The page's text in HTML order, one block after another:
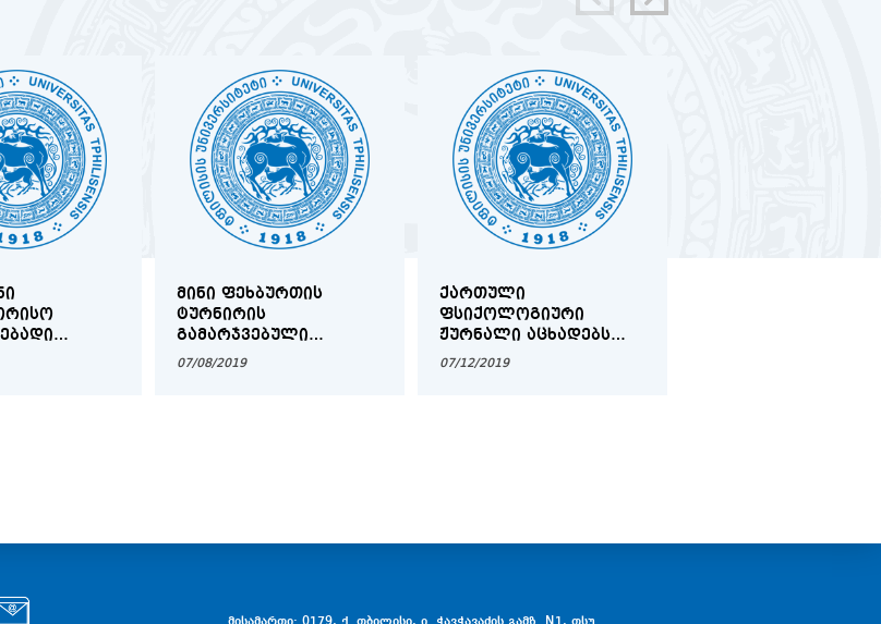
ᲛᲘᲜᲘ ᲤᲔᲮᲑᲣᲠᲗᲘᲡ
ᲢᲣᲠᲜᲘᲠᲘᲡ
ᲒᲐᲛᲐᲠᲯᲕᲔᲑᲣᲚᲘ
ᲤᲡᲘᲥᲝᲚᲝᲒᲘᲘᲡᲐ ᲓᲐ
07/08/2019
ᲥᲐᲠᲗᲣᲚᲘ
ᲤᲡᲘᲥᲝᲚᲝᲒᲘᲣᲠᲘ
ᲟᲣᲠᲜᲐᲚᲘ ᲐᲪᲮᲐᲓᲔᲑᲡ
ᲡᲢᲐᲢᲘᲔᲑᲘᲡ ᲛᲘᲦᲔᲑᲐᲡ
07/12/2019